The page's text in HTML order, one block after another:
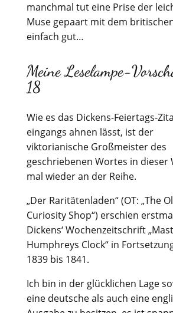
manchmal tut eine Prise der
Muse gepaart mit dem
einfach gut…
Meine Leselampe-
18
Wie es das Dickens-Feiertags-
eingangs ahnen lässt, ist der
viktorianische Großmeister des
geschriebenen Wortes in dieser
mal wieder an der Reihe.
„Der Raritätenladen“ (OT: „The
Curiosity Shop“) erschien
Dickens‘ Wochenzeitschrift
Humphreys Clock“ in
1839 bis 1841.
Ich bin in der glücklichen Lage
eine deutsche als auch eine